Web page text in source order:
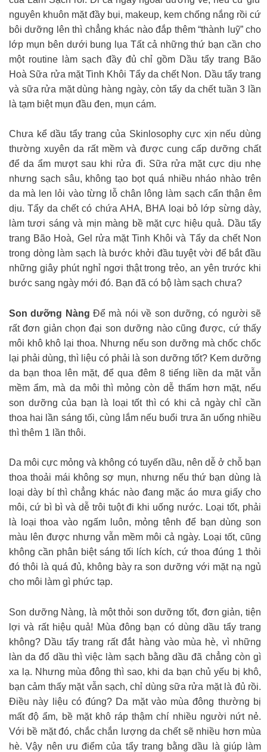
nguyên khuôn mặt đầy bụi, makeup, kem chống nắng rồi cứ
bôi dưỡng lên thì chẳng khác nào đắp thêm “thành luỹ” cho
lớp mụn bên dưới bung lụa Tất cả những thứ bạn cần cho
một routine làm sạch đầy đủ chỉ gồm Dầu tẩy trang Bão
Hoà Sữa rửa mặt Tinh Khôi Tẩy da chết Non. Dầu tẩy trang
và sữa rửa mặt dùng hàng ngày, còn tẩy da chết tuần 3 lần
là tạm biệt mụn đầu đen, mụn cám.
Chưa kể dầu tẩy trang của Skinlosophy cực xịn nếu dùng
thường xuyên da rất mềm và được cung cấp dưỡng chất
để da ẩm mượt sau khi rửa đi. Sữa rửa mặt cực dịu nhẹ
nhưng sạch sâu, không tạo bọt quá nhiều nháo nhào trên
da mà len lỏi vào từng lỗ chân lông làm sạch cẩn thận êm
dịu. Tẩy da chết có chứa AHA, BHA loại bỏ lớp sừng dày,
làm tươi sáng và mịn màng bề mặt cực hiệu quả. Dầu tẩy
trang Bão Hoà, Gel rửa mặt Tinh Khôi và Tẩy da chết Non
trong dòng làm sạch là bước khởi đầu tuyệt vời để bắt đầu
những giây phút nghỉ ngơi thật trong trẻo, an yên trước khi
bước sang ngày mới đó. Bạn đã có bộ làm sạch chưa?
Son dưỡng Nàng Để mà nói về son dưỡng, có người sẽ
rất đơn giản chọn đại son dưỡng nào cũng được, cứ thấy
môi khô khô lại thoa. Nhưng nếu son dưỡng mà chốc chốc
lại phải dùng, thì liệu có phải là son dưỡng tốt? Kem dưỡng
da bạn thoa lên mặt, để qua đêm 8 tiếng liền da mặt vẫn
mềm ẩm, mà da môi thì mỏng còn dễ thấm hơn mặt, nếu
son dưỡng của bạn là loại tốt thì có khi cả ngày chỉ cần
thoa hai lần sáng tối, cùng lắm nếu buổi trưa ăn uống nhiều
thì thêm 1 lần thôi.
Da môi cực mỏng và không có tuyến dầu, nên dễ ở chỗ bạn
thoa thoải mái không sợ mụn, nhưng nếu thứ bạn dùng là
loại dày bí thì chẳng khác nào đang mặc áo mưa giấy cho
môi, cứ bì bì và dễ trôi tuột đi khi uống nước. Loại tốt, phải
là loại thoa vào ngấm luôn, mỏng tênh để bạn dùng son
màu lên được nhưng vẫn mềm môi cả ngày. Loại tốt, cũng
không cần phân biệt sáng tối lích kích, cứ thoa đúng 1 thỏi
đó thôi là quá đủ, không bày ra son dưỡng với mặt nạ ngủ
cho môi làm gì phức tạp.
Son dưỡng Nàng, là một thỏi son dưỡng tốt, đơn giản, tiện
lợi và rất hiệu quả! Mùa đông bạn có dùng dầu tẩy trang
không? Dầu tẩy trang rất đắt hàng vào mùa hè, vì những
làn da đổ dầu thì việc làm sạch bằng dầu đã chẳng còn gì
xa lạ. Nhưng mùa đông thì sao, khi da bạn chủ yếu bị khô,
bạn cảm thấy mặt vẫn sạch, chỉ dùng sữa rửa mặt là đủ rồi.
Điều này liệu có đúng? Da mặt vào mùa đông thường bị
mất độ ẩm, bề mặt khô ráp thậm chí nhiều người nứt nẻ.
Với bề mặt đó, chắc chắn lượng da chết sẽ nhiều hơn mùa
hè. Vậy nên ưu điểm của tẩy trang bằng dầu là giúp làm